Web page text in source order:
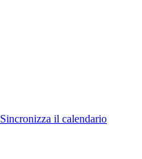
Sincronizza il calendario